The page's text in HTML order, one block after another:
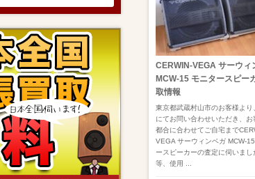
CERWIN-VEGA サーウィ
MCW-15 モニタースピー
取情報
東京都武蔵村山市のお客様より
にてお問い合わせいただき、お
都合に合わせてご自宅まで
VEGA サーウィンベガ MCW-
ースピーカーの査定に伺いまし
等、使用 ...